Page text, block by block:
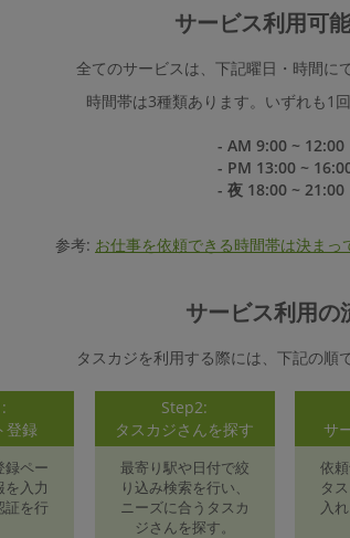
サービス利用可
全てのサービスは、下記曜日・時間に
時間帯は3種類あります。いずれも1
- AM 9:00 ~ 12:00
- PM 13:00 ~
- 夜 18:00 ~ 21:00
参考: お仕事を依頼できる時間帯は決ま
サービス利用の
タスカジを利用する際には、下記の順
登録
録ペー
を入力
証を行
Step2:
タスカジさんを探す
最寄り駅や日付で絞
り込み検索を行い、
ニーズに合うタスカ
ジさんを探す。
サ
依
タ
入